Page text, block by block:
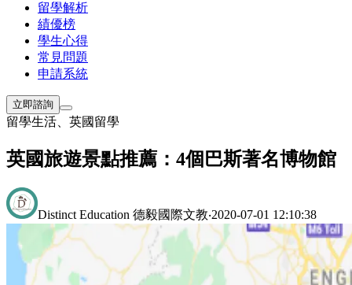
留學解析
績優榜
學生心得
常見問題
申請系統
立即諮詢
留學生活 英國留學
英國旅遊景點推薦：4個巴斯著名博物館
Distinct Education 德毅國際文教‧2020-07-01 12:10:38